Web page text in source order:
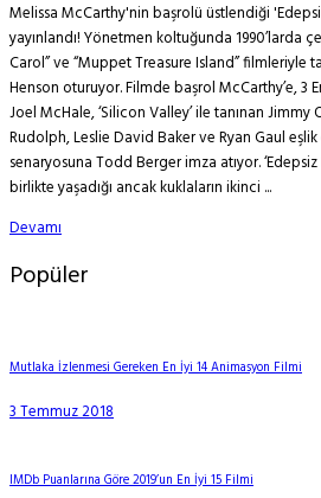
Melissa McCarthy'nin başrolü üstlendiği
yayınlandı! Yönetmen koltuğunda 1990’larda
Carol” ve “Muppet Treasure Island” filmleriyle
Henson oturuyor. Filmde başrol McCarthy’e, 3
Joel McHale, ‘Silicon Valley’ ile tanınan Jimmy
Rudolph, Leslie David Baker ve Ryan Gaul
senaryosuna Todd Berger imza atıyor.
birlikte yaşadığı ancak kuklaların ikinci ...
Devamı
Popüler
Mutlaka İzlenmesi Gereken En İyi 14 Animasyon Filmi
3 Temmuz 2018
IMDb Puanlarına Göre 2019’un En İyi 15 Filmi